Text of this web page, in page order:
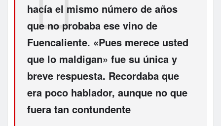
hacía el mismo número de años
que no probaba ese vino de
Fuencaliente. «Pues merece usted
que lo maldigan» fue su única y
breve respuesta. Recordaba que
era poco hablador, aunque no que
fuera tan contundente